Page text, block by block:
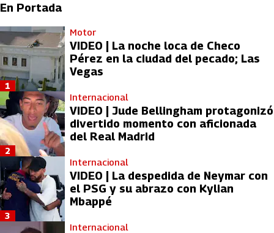
En Portada
Motor
VIDEO | La noche loca de Checo
Pérez en la ciudad del pecado; Las
Vegas
1
Internacional
VIDEO | Jude Bellingham protagonizó
divertido momento con aficionada
del Real Madrid
2
Internacional
VIDEO | La despedida de Neymar con
el PSG y su abrazo con Kylian
Mbappé
3
Internacional